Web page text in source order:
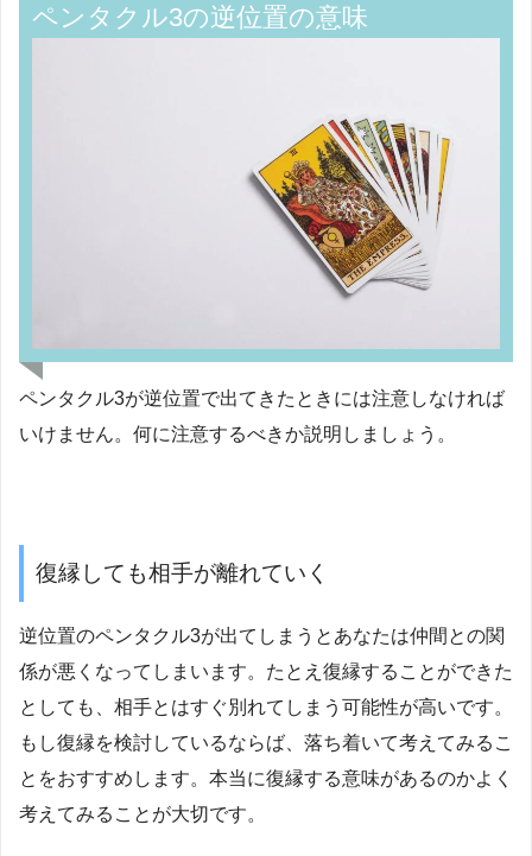
ペンタクル3の逆位置の意味
ペンタクル3が逆位置で出てきたときには注意しなければ
いけません。何に注意するべきか説明しましょう。
復縁しても相手が離れていく
逆位置のペンタクル3が出てしまうとあなたは仲間との関
係が悪くなってしまいます。たとえ復縁することができた
としても、相手とはすぐ別れてしまう可能性が高いです。
もし復縁を検討しているならば、落ち着いて考えてみるこ
とをおすすめします。本当に復縁する意味があるのかよく
考えてみることが大切です。